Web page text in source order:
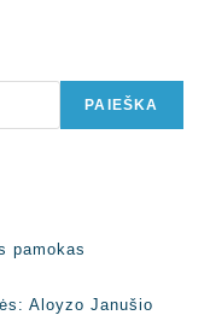
PAIEŠKA
pamokas
Aloyzo Janušio